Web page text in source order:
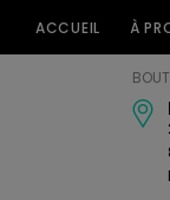
ACCUEIL À